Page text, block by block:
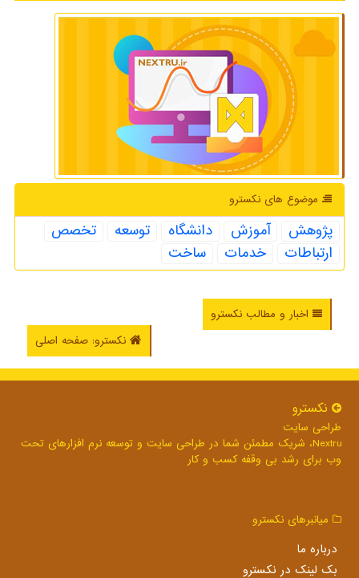
موضوع های نكسترو
پژوهش آموزش دانشگاه توسعه
تخصص
ارتباطات
خدمات ساخت
اخبار و مطالب نکسترو
نکسترو: صفحه اصلی
نكسترو
طراحی سایت
Nextru، شریک مطمئن شما در طراحی سایت و توسعه نرم افزارهای تحت
وب برای رشد بی وقفه کسب و کار
میانبرهای نكسترو
درباره ما
بک لینک در نكسترو